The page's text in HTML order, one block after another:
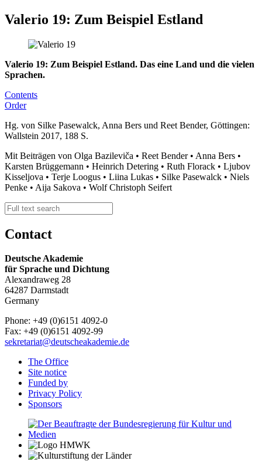
Valerio 19: Zum Beispiel Estland
Valerio 19: Zum Beispiel Estland. Das eine Land und die vielen
Sprachen.
Contents
Order
Hg. von Silke Pasewalck, Anna Bers und Reet Bender, Göttingen:
Wallstein 2017, 188 S.
Mit Beiträgen von Olga Bazileviča • Reet Bender • Anna Bers •
Karsten Brüggemann • Heinrich Detering • Ruth Florack • Ljubov
Kisseljova • Terje Loogus • Liina Lukas • Silke Pasewalck • Niels
Penke • Aija Sakova • Wolf Christoph Seifert
Contact
Deutsche Akademie
für Sprache und Dichtung
Alexandraweg 28
64287 Darmstadt
Germany
Phone: +49 (0)6151 4092-0
Fax: +49 (0)6151 4092-99
sekretariat@deutscheakademie.de
The Office
Site notice
Funded by
Privacy Policy
Sponsors